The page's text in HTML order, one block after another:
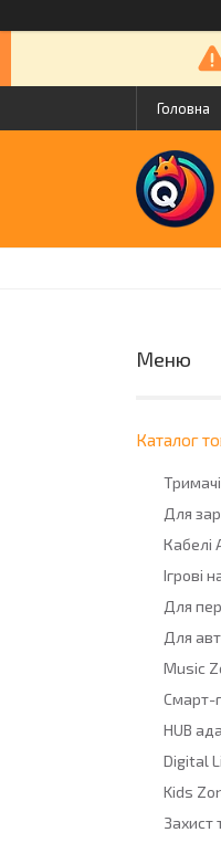
Головна
Каталог
Для
Кабелі
Ігрові
Для
Для
Music
Смарт-
HUB
Digital
Kids
Захист